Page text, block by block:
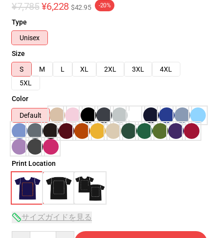
¥7,785 ¥6,228 $42.95 -20%
Type
Unisex
Size
S
M L XL 2XL 3XL
4XL
5XL
Color
Default
Print Location
サイズガイドを見る